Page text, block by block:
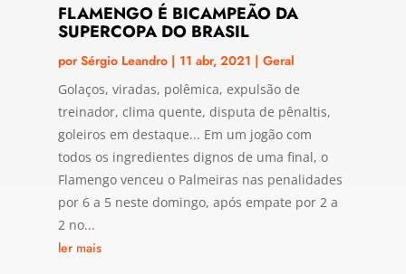
FLAMENGO É BICAMPEÃO DA
SUPERCOPA DO BRASIL
porSérgio Leandro| 11 abr, 2021 | Geral
Golaços, viradas, polêmica, expulsão de
treinador, clima quente, disputa de pênaltis,
goleiros em destaque... Em um jogão com
todos os ingredientes dignos de uma final, o
Flamengo venceu o Palmeiras nas penalidades
por 6 a 5 neste domingo, após empate por 2 a
2 no...
ler mais